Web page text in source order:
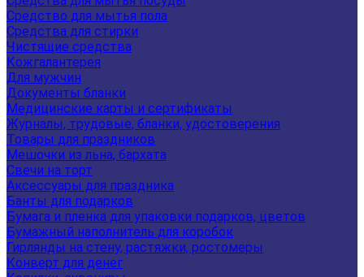
Средство для мытья пола
Средства для стирки
Чистящие средства
Кожгалантерея
Для мужчин
Документы бланки
Медицинские карты и сертификаты
Журналы, трудовые, бланки, удостоверения
Товары для праздников
Мешочки из льна, бархата
Свечи на торт
Аксессуары для праздника
Банты для подарков
Бумага и пленка для упаковки подарков, цветов
Бумажный наполнитель для коробок
Гирлянды на стену, растяжки, ростомеры
Конверт для денег